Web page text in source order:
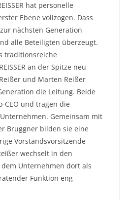
hat personelle
Ebene vollzogen. Dass
nächsten Generation
alle Beteiligten überzeugt.
traditionsreiche
an der Spitze neu
und Marten Reißer
die Leitung. Beide
CEO und tragen die
Gemeinsam mit
Bruggner bilden sie eine
Vorstandsvorsitzende
wechselt in den
Unternehmen dort als
Funktion eng